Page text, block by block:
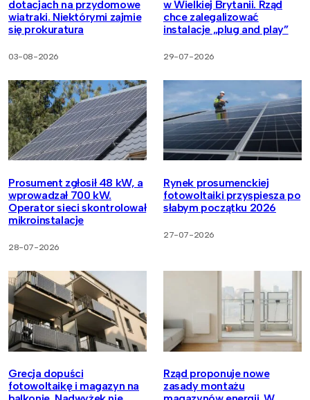
dotacjach na przydomowe
wiatraki. Niektórymi zajmie
się prokuratura
03-08-2026
w Wielkiej Brytanii. Rząd
chce zalegalizować
instalacje „plug and play”
29-07-2026
Prosument zgłosił 48 kW, a
wprowadzał 700 kW.
Operator sieci skontrolował
mikroinstalacje
28-07-2026
Rynek prosumenckiej
fotowoltaiki przyspiesza po
słabym początku 2026
27-07-2026
Grecja dopuści
fotowoltaikę i magazyn na
Rząd proponuje nowe
zasady montażu